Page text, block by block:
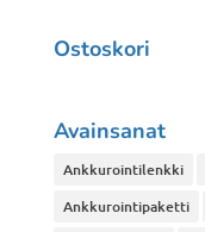
Ostoskori
Avainsanat
Ankkurointilenkki
Ankkurointipaketti